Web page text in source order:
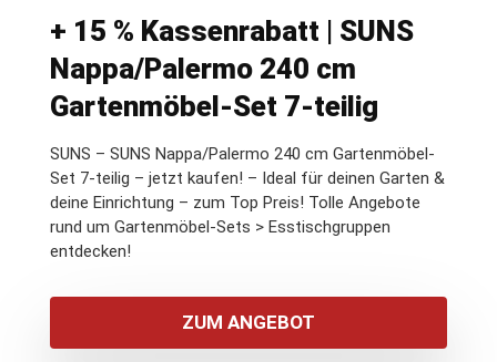
+ 15 % Kassenrabatt | SUNS
Nappa/Palermo 240 cm
Gartenmöbel-Set 7-teilig
SUNS – SUNS Nappa/Palermo 240 cm Gartenmöbel-
Set 7-teilig – jetzt kaufen! – Ideal für deinen Garten &
deine Einrichtung – zum Top Preis! Tolle Angebote
rund um Gartenmöbel-Sets > Esstischgruppen
entdecken!
ZUM ANGEBOT